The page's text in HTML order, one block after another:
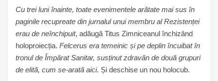
Cu trei luni înainte, toate evenimentele arătate mai sus în
paginile recupreate din jurnalul unui membru al Rezistenței
erau de neînchipuit, adăugă Titus Zimniceanul închizând
holoproiecția. Felcerus era temeinic și pe deplin încuibat în
tronul de Împărat Sanitar, susținut zdravăn de două grupuri
de elită, cum se-arată aici. Și deschise un nou holocub.